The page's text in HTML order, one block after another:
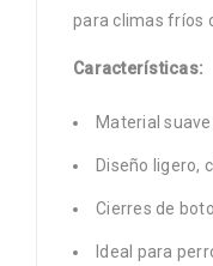
para climas fríos
Características:
Material
Diseño ligero,
Cierres de
Ideal para